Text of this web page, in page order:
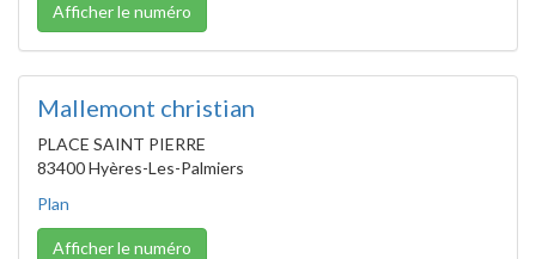
Afficher le numéro
Mallemont christian
PLACE SAINT PIERRE
83400 Hyères-Les-Palmiers
Plan
Afficher le numéro